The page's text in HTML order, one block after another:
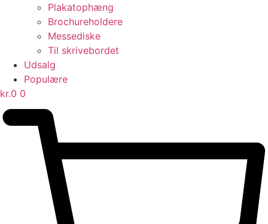
Plakatophæng
Brochureholdere
Messediske
Til skrivebordet
Udsalg
Populære
kr.0 0